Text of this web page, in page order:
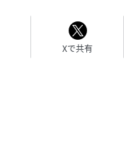
Xで共有